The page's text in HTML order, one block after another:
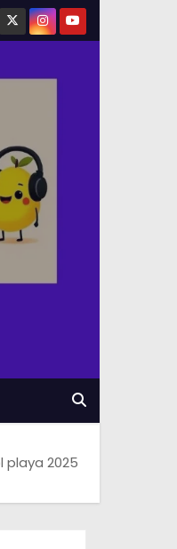
playa 2025